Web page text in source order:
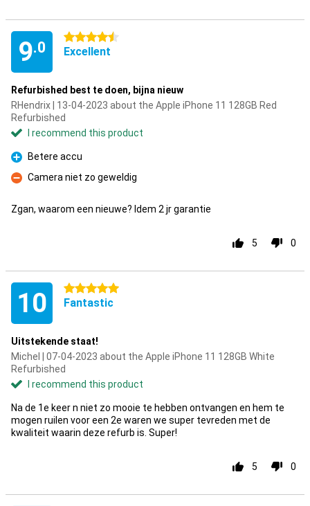
9.0
4.5 stars
Excellent
Refurbished best te doen, bijna nieuw
RHendrix | 13-04-2023 about the Apple iPhone 11 128GB Red
Refurbished
I recommend this product
Pro
Betere accu
Con
Camera niet zo geweldig
Zgan, waarom een nieuwe? Idem 2 jr garantie
5 0
10 5 stars
Fantastic
Uitstekende staat!
Michel | 07-04-2023 about the Apple iPhone 11 128GB White
Refurbished
I recommend this product
Na de 1e keer n niet zo mooie te hebben ontvangen en hem te
mogen ruilen voor een 2e waren we super tevreden met de
kwaliteit waarin deze refurb is. Super!
5 0